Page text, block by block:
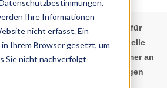
Ihre Informationen
nicht erfasst. Ein
Ihrem Browser gesetzt, um
Sie nicht nachverfolgt
in diesem Artikel sind nur für
und sollen keine professionelle
ersetzen. Wenden Sie sich immer an
bevor Sie neue Behandlungen